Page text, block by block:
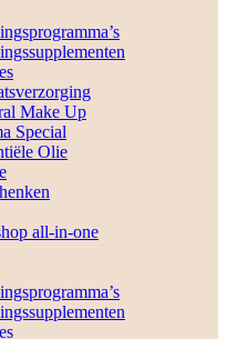
Make Up
Special
Olie
all-in-one